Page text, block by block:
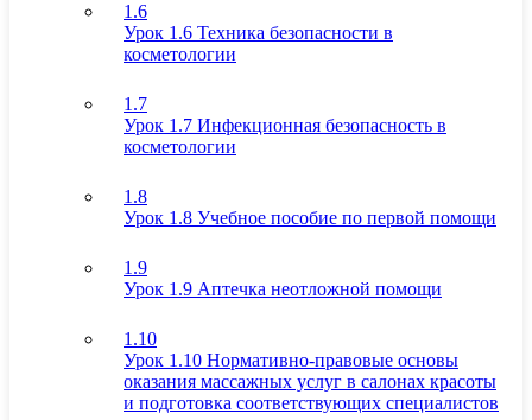
1.6
Урок 1.6 Техника безопасности в
косметологии
1.7
Урок 1.7 Инфекционная безопасность в
косметологии
1.8
Урок 1.8 Учебное пособие по первой помощи
1.9
Урок 1.9 Аптечка неотложной помощи
1.10
Урок 1.10 Нормативно-правовые основы
оказания массажных услуг в салонах красоты
и подготовка соответствующих специалистов